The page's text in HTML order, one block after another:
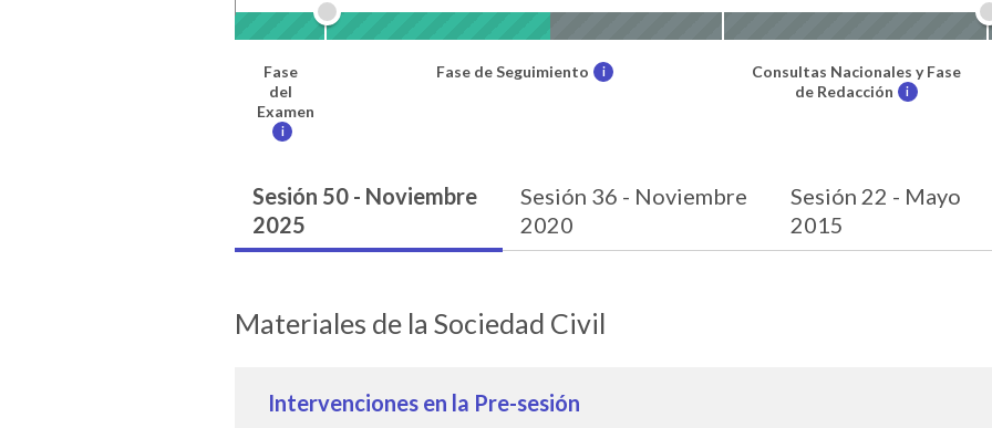
Fase
del
Examen
i
Fase de Seguimiento i
Consultas Nacionales y Fase
de Redacción
i
Sesión 50 - Noviembre
2025
Sesión 36 - Noviembre
2020
Sesión 22 - Mayo
2015
Materiales de la Sociedad Civil
Intervenciones en la Pre-sesión